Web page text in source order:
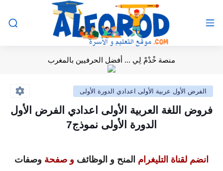
منصة خْدْمْ لِي ... أفضل الحرفيين بالمغرب
الفرض الأول عربية الأولى اعدادي الدورة الأولى
فروض اللغة العربية الأولى اعدادي الفرض الأول
الدورة الأولى نموذج7
انضم لقناة التليغرام المنح و الوظائف و صفحة وصفات